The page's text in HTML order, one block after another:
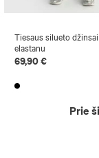
Tiesaus silueto
elastanu
69,90 €
Prie